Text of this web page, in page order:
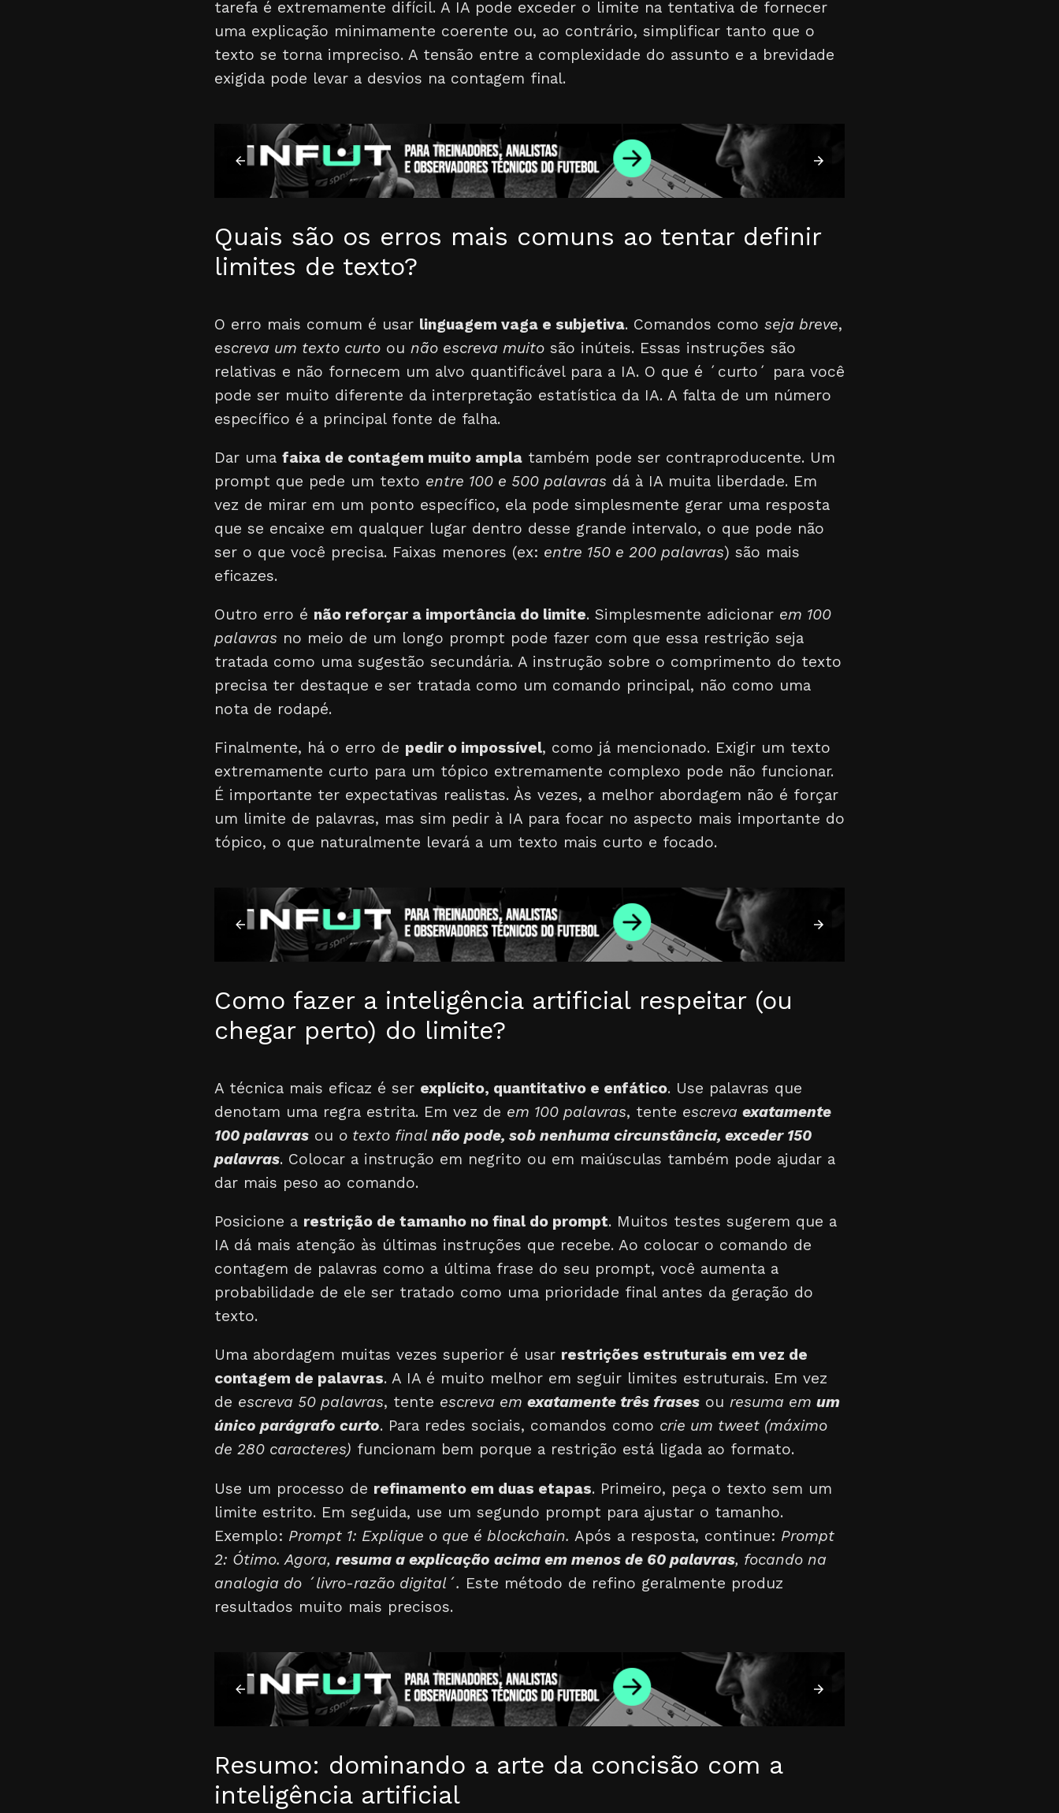
tarefa é extremamente difícil. A IA pode exceder o limite na tentativa de fornecer
uma explicação minimamente coerente ou, ao contrário, simplificar tanto que o
texto se torna impreciso. A tensão entre a complexidade do assunto e a brevidade
exigida pode levar a desvios na contagem final.
Quais são os erros mais comuns ao tentar definir
limites de texto?
O erro mais comum é usar linguagem vaga e subjetiva. Comandos como seja breve,
escreva um texto curto ou não escreva muito são inúteis. Essas instruções são
relativas e não fornecem um alvo quantificável para a IA. O que é ´curto´ para você
pode ser muito diferente da interpretação estatística da IA. A falta de um número
específico é a principal fonte de falha.
Dar uma faixa de contagem muito ampla também pode ser contraproducente. Um
prompt que pede um texto entre 100 e 500 palavras dá à IA muita liberdade. Em
vez de mirar em um ponto específico, ela pode simplesmente gerar uma resposta
que se encaixe em qualquer lugar dentro desse grande intervalo, o que pode não
ser o que você precisa. Faixas menores (ex: entre 150 e 200 palavras) são mais
eficazes.
Outro erro é não reforçar a importância do limite. Simplesmente adicionar em 100
palavras no meio de um longo prompt pode fazer com que essa restrição seja
tratada como uma sugestão secundária. A instrução sobre o comprimento do texto
precisa ter destaque e ser tratada como um comando principal, não como uma
nota de rodapé.
Finalmente, há o erro de pedir o impossível, como já mencionado. Exigir um texto
extremamente curto para um tópico extremamente complexo pode não funcionar.
É importante ter expectativas realistas. Às vezes, a melhor abordagem não é forçar
um limite de palavras, mas sim pedir à IA para focar no aspecto mais importante do
tópico, o que naturalmente levará a um texto mais curto e focado.
Como fazer a inteligência artificial respeitar (ou
chegar perto) do limite?
A técnica mais eficaz é ser explícito, quantitativo e enfático. Use palavras que
denotam uma regra estrita. Em vez de em 100 palavras, tente escreva exatamente
100 palavras ou o texto final não pode, sob nenhuma circunstância, exceder 150
palavras. Colocar a instrução em negrito ou em maiúsculas também pode ajudar a
dar mais peso ao comando.
Posicione a restrição de tamanho no final do prompt. Muitos testes sugerem que a
IA dá mais atenção às últimas instruções que recebe. Ao colocar o comando de
contagem de palavras como a última frase do seu prompt, você aumenta a
probabilidade de ele ser tratado como uma prioridade final antes da geração do
texto.
Uma abordagem muitas vezes superior é usar restrições estruturais em vez de
contagem de palavras. A IA é muito melhor em seguir limites estruturais. Em vez
de escreva 50 palavras, tente escreva em exatamente três frases ou resuma em um
único parágrafo curto. Para redes sociais, comandos como crie um tweet (máximo
de 280 caracteres) funcionam bem porque a restrição está ligada ao formato.
Use um processo de refinamento em duas etapas. Primeiro, peça o texto sem um
limite estrito. Em seguida, use um segundo prompt para ajustar o tamanho.
Exemplo: Prompt 1: Explique o que é blockchain. Após a resposta, continue: Prompt
2: Ótimo. Agora, resuma a explicação acima em menos de 60 palavras, focando na
analogia do ´livro-razão digital´. Este método de refino geralmente produz
resultados muito mais precisos.
Resumo: dominando a arte da concisão com a
inteligência artificial